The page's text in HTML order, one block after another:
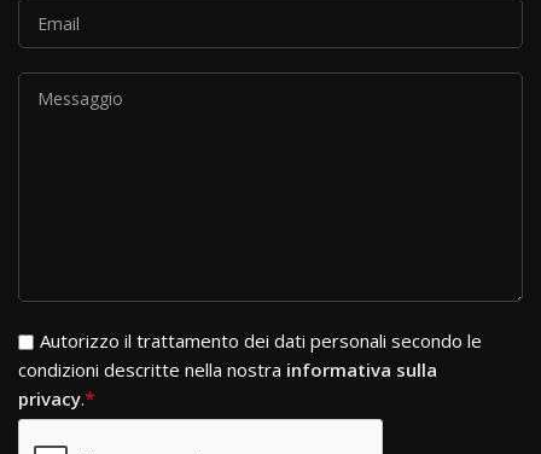
Si prega di lasciare vuoto questo campo.
Autorizzo il trattamento dei dati personali secondo le
condizioni descritte nella nostra informativa sulla
privacy.*